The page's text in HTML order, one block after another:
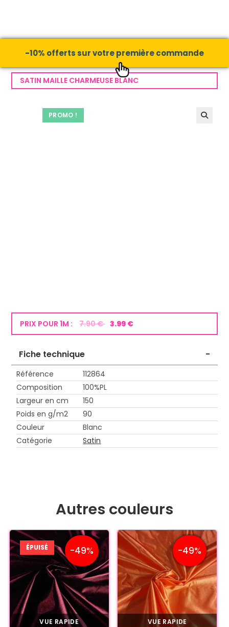
-10% offerts sur votre première commande
PROMO !
SATIN MAILLE CHARMEUSE BLANC
PRIX POUR 1M : 7.90 € 3.99 €
Fiche technique -
Référence
112864
Composition
100%PL
Largeur en cm
150
Poids en g/m2
90
Couleur
Blanc
Catégorie
Satin
Autres couleurs
-49%
ÉPUISÉ
VUE RAPIDE
-49%
VUE RAPIDE